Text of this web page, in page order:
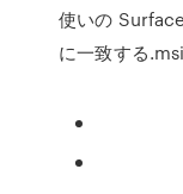
使いの
に一致する